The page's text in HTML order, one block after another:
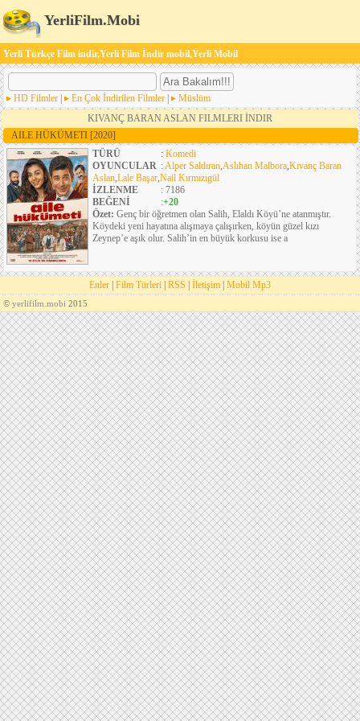
YerliFilm.Mobi
Yerli Türkçe Film indir,Yerli Film İndir mobil,Yerli Mobil
HD Filmler En Çok İndirilen Filmler
Müslüm
KIVANÇ BARAN ASLAN FILMLERI İNDIR
AILE HÜKÜMETI [2020]
TÜRÜ
: Komedi
OYUNCULAR :Alper Saldıran,Aslıhan Malbora,Kıvanç Baran
Aslan,Lale Başar,Nail Kırmızıgül
İZLENME
: 7186
BEĞENİ
:+20
Özet: Genç bir öğretmen olan Salih, Elaldı Köyü’ne atanmıştır.
Köydeki yeni hayatına alışmaya çalışırken, köyün güzel kızı
Zeynep’e aşık olur. Salih’in en büyük korkusu ise a
Enler Film Türleri RSS İletişim Mobil Mp3
© yerlifilm.mobi 2015